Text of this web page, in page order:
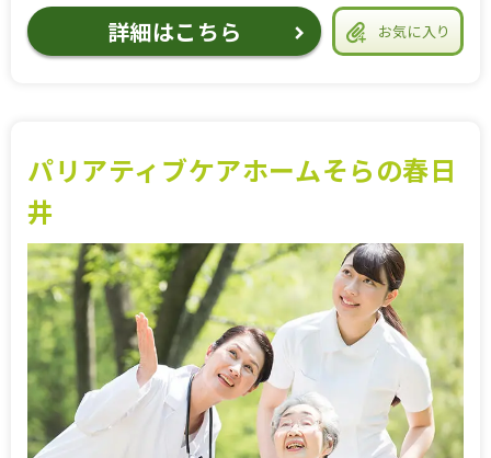
お気に入り
詳細はこちら
パリアティブケアホームそらの春日
井